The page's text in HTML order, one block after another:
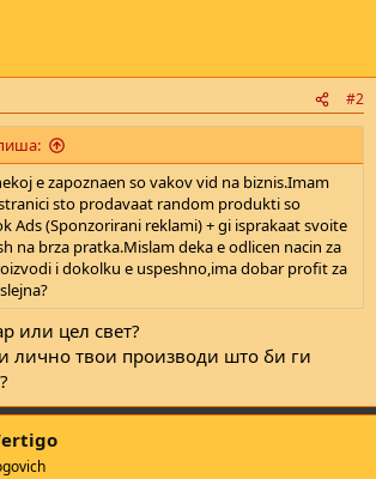
#2
e zapoznaen so vakov vid na biznis.Imam
sto prodavaat random produkti so
Ads (Sponzorirani reklami) + gi isprakaat svoite
na brza pratka.Mislam deka e odlicen nacin za
i dokolku e uspeshno,ima dobar profit za
или цел свет?
лично твои производи што би ги